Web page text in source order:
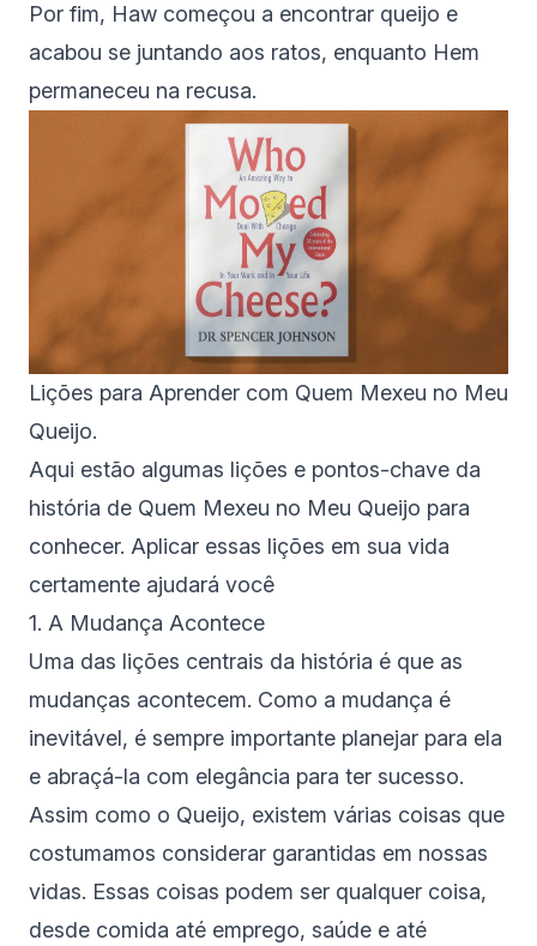
Por fim, Haw começou a encontrar queijo e
acabou se juntando aos ratos, enquanto Hem
permaneceu na recusa.
Lições para Aprender com Quem Mexeu no Meu
Queijo.
Aqui estão algumas lições e pontos-chave da
história de Quem Mexeu no Meu Queijo para
conhecer. Aplicar essas lições em sua vida
certamente ajudará você
1. A Mudança Acontece
Uma das lições centrais da história é que as
mudanças acontecem. Como a mudança é
inevitável, é sempre importante planejar para ela
e abraçá-la com elegância para ter sucesso.
Assim como o Queijo, existem várias coisas que
costumamos considerar garantidas em nossas
vidas. Essas coisas podem ser qualquer coisa,
desde comida até emprego, saúde e até